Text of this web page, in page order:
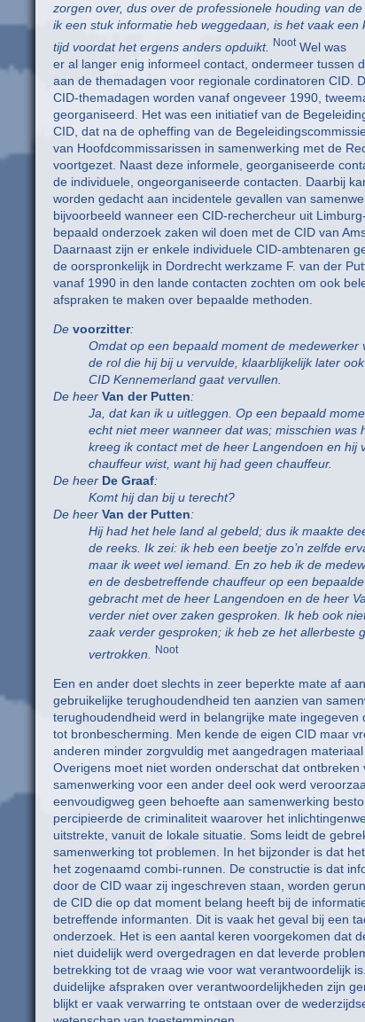
zorgen over, dus over de professionele houding van de
ik een stuk informatie heb weggedaan, is het vaak een
tijd voordat het ergens anders opduikt.
NootWel was
er al langer enig informeel contact, ondermeer tussen
aan de themadagen voor regionale cordinatoren CID.
CID-themadagen worden vanaf ongeveer 1990,
georganiseerd. Het was een initiatief van de
CID, dat na de opheffing van de
van Hoofdcommissarissen in samenwerking met de
voortgezet. Naast deze informele, georganiseerde
de individuele, ongeorganiseerde contacten. Daarbij
worden gedacht aan incidentele gevallen van
bijvoorbeeld wanneer een CID-rechercheur uit
bepaald onderzoek zaken wil doen met de CID van
Daarnaast zijn er enkele individuele CID-ambtenaren
de oorspronkelijk in Dordrecht werkzame F. van der
vanaf 1990 in den lande contacten zochten om ook
afspraken te maken over bepaalde methoden.
De voorzitter:
Omdat op een bepaald moment de medewerker
de rol die hij bij u vervulde, klaarblijkelijk later
CID Kennemerland gaat vervullen.
De heer Van der Putten:
Ja, dat kan ik u uitleggen. Op een bepaald
echt niet meer wanneer dat was; misschien was
kreeg ik contact met de heer Langendoen en hij
chauffeur wist, want hij had geen chauffeur.
De heer De Graaf:
Komt hij dan bij u terecht?
De heer Van der Putten:
Hij had het hele land al gebeld; dus ik maakte
de reeks. Ik zei: ik heb een beetje zo’n zelfde
maar ik weet wel iemand. En zo heb ik de
en de desbetreffende chauffeur op een
gebracht met de heer Langendoen en de heer
verder niet over zaken gesproken. Ik heb ook
zaak verder gesproken; ik heb ze het allerbeste
vertrokken.
Noot
Een en ander doet slechts in zeer beperkte mate af
gebruikelijke terughoudendheid ten aanzien van
terughoudendheid werd in belangrijke mate ingegeven
tot bronbescherming. Men kende de eigen CID maar
anderen minder zorgvuldig met aangedragen materiaal
Overigens moet niet worden onderschat dat ontbreken
samenwerking voor een ander deel ook werd
eenvoudigweg geen behoefte aan samenwerking
percipieerde de criminaliteit waarover het
uitstrekte, vanuit de lokale situatie. Soms leidt de
samenwerking tot problemen. In het bijzonder is dat
het zogenaamd combi-runnen. De constructie is dat
door de CID waar zij ingeschreven staan, worden
de CID die op dat moment belang heeft bij de
betreffende informanten. Dit is vaak het geval bij een
onderzoek. Het is een aantal keren voorgekomen dat
niet duidelijk werd overgedragen en dat leverde
betrekking tot de vraag wie voor wat verantwoordelijk
duidelijke afspraken over verantwoordelijkheden zijn
blijkt er vaak verwarring te ontstaan over de